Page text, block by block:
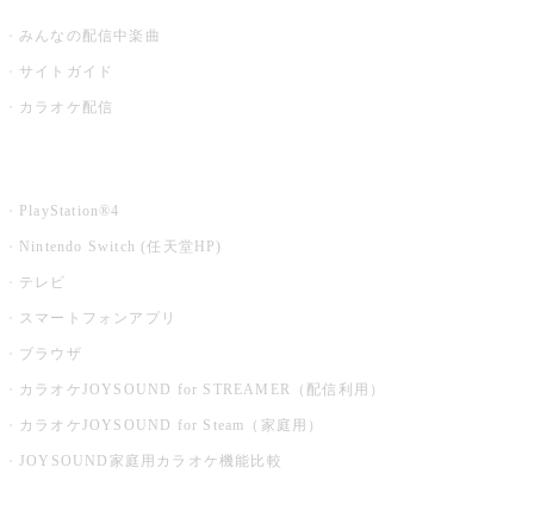
みんなの配信中楽曲
サイトガイド
カラオケ配信
PlayStation®4
Nintendo Switch (任天堂HP)
テレビ
スマートフォンアプリ
ブラウザ
カラオケJOYSOUND for STREAMER（配信利用）
カラオケJOYSOUND for Steam（家庭用）
JOYSOUND家庭用カラオケ機能比較